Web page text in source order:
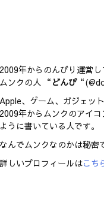
2009年からのんびり運営し
ムンクの人 “ どんぴ
Apple、ゲーム、ガジェッ
2009年からムンクのアイ
ように書いている人です。
なんでムンクなのかは秘密
詳しいプロフィールはこち